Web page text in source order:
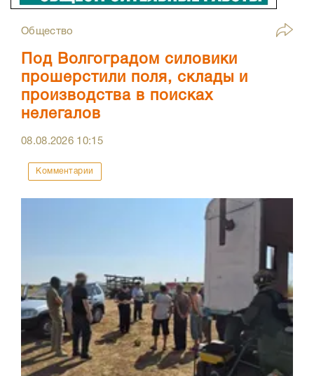
Общество
Под Волгоградом силовики
прошерстили поля, склады и
производства в поисках
нелегалов
08.08.2026 10:15
Комментарии